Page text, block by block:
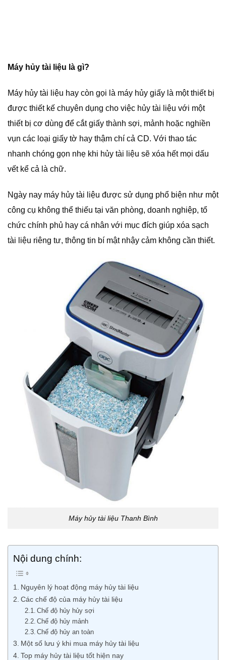
Máy hủy tài liệu là gì?
Máy hủy tài liệu hay còn gọi là máy hủy giấy là một thiết bị
được thiết kế chuyên dụng cho việc hủy tài liệu với một
thiết bị cơ dùng để cắt giấy thành sợi, mảnh hoặc nghiền
vụn các loại giấy tờ hay thậm chí cả CD. Với thao tác
nhanh chóng gọn nhẹ khi hủy tài liệu sẽ xóa hết mọi dấu
vết kể cả là chữ.
Ngày nay máy hủy tài liệu được sử dụng phổ biện như một
công cụ không thể thiếu tại văn phòng, doanh nghiệp, tổ
chức chính phủ hay cá nhân với mục đích giúp xóa sạch
tài liệu riêng tư, thông tin bí mật nhậy cảm không cần thiết.
Máy hủy tài liệu Thanh Bình
Nội dung chính:
Nguyên lý hoạt động máy hủy tài liệu
Các chế độ của máy hủy tài liệu
Chế độ hủy hủy sợi
Chế độ hủy mảnh
Chế độ hủy an toàn
Một số lưu ý khi mua máy hủy tài liệu
Top máy hủy tài liệu tốt hiện nay